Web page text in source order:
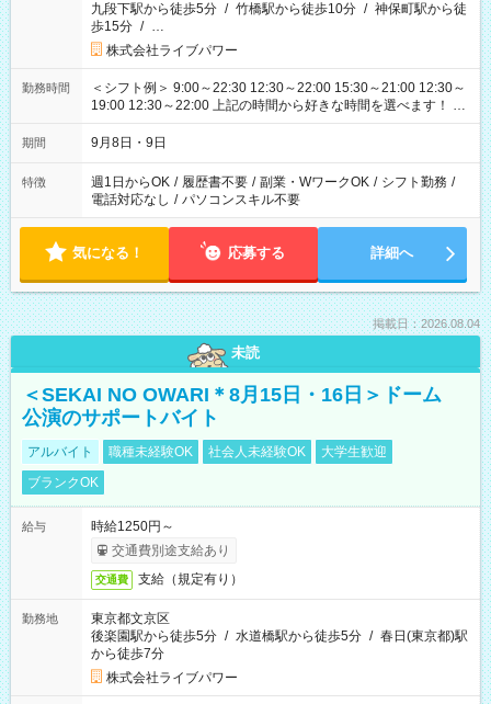
九段下駅から徒歩5分 / 竹橋駅から徒歩10分 / 神保町駅から徒
歩15分 / …
株式会社ライブパワー
勤務時間
＜シフト例＞ 9:00～22:30 12:30～22:00 15:30～21:00 12:30～
19:00 12:30～22:00 上記の時間から好きな時間を選べます！ ※
時間は変更となる可能性があります
期間 9月8日・9日
特徴 週1日からOK / 履歴書不要 / 副業・WワークOK / シフト勤務 /
電話対応なし / パソコンスキル不要
気になる！ 応募する 詳細へ
掲載日：2026.08.04
未読
＜SEKAI NO OWARI＊8月15日・16日＞ドーム
公演のサポートバイト
アルバイト 職種未経験OK 社会人未経験OK
大学生歓迎
ブランクOK
給与
時給1250円～
交通費別途支給あり
交通費 支給（規定有り）
勤務地
東京都文京区
後楽園駅から徒歩5分 / 水道橋駅から徒歩5分 / 春日(東京都)駅
から徒歩7分
株式会社ライブパワー